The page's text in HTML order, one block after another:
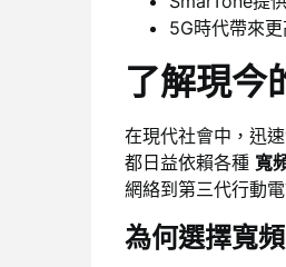
5G時代帶來
了解現今
在現代社會中，迅
都日益依賴各種 寬
網絡到第三代行動
為何選擇寬